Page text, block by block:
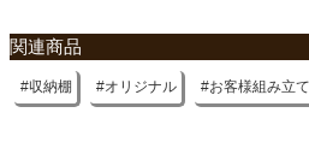
関連商品
収納棚 オリジナル お客様組み立